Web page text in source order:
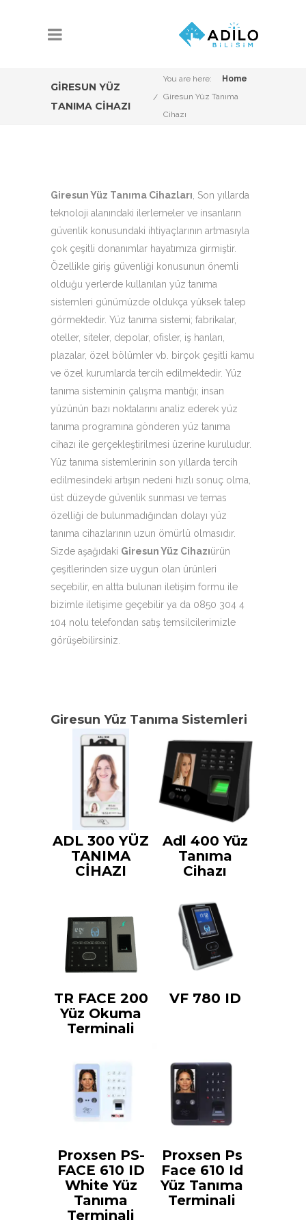
GIRESUN YÜZ
TANIMA CIHAZI
You are here:
Home
Giresun Yüz Tanıma
Cihazı
Giresun Yüz Tanıma Cihazları , Son yıllarda
teknoloji alanındaki ilerlemeler ve insanların
güvenlik konusundaki ihtiyaçlarının artmasıyla
çok çeşitli donanımlar hayatımıza girmiştir.
Özellikle giriş güvenliği konusunun önemli
olduğu yerlerde kullanılan yüz tanıma
sistemleri günümüzde oldukça yüksek talep
görmektedir. Yüz tanıma sistemi; fabrikalar,
oteller, siteler, depolar, ofisler, iş hanları,
plazalar, özel bölümler vb. birçok çeşitli kamu
ve özel kurumlarda tercih edilmektedir. Yüz
tanıma sisteminin çalışma mantığı; insan
yüzünün bazı noktalarını analiz ederek yüz
tanıma programına gönderen yüz tanıma
cihazı ile gerçekleştirilmesi üzerine kuruludur.
Yüz tanıma sistemlerinin son yıllarda tercih
edilmesindeki artışın nedeni hızlı sonuç olma,
üst düzeyde güvenlik sunması ve temas
özelliği de bulunmadığından dolayı yüz
tanıma cihazlarının uzun ömürlü olmasıdır.
Sizde aşağıdaki Giresun Yüz Cihazıürün
çeşitlerinden size uygun olan ürünleri
seçebilir, en altta bulunan iletişim formu ile
bizimle iletişime geçebilir ya da 0850 304 4
104 nolu telefondan satış temsilcilerimizle
görüşebilirsiniz.
Giresun Yüz Tanıma Sistemleri
ADL 300 YÜZ
TANIMA
CİHAZI
Adl 400 Yüz
Tanıma
Cihazı
TR FACE 200
Yüz Okuma
Terminali
VF 780 ID
Proxsen PS-
FACE 610 ID
White Yüz
Tanıma
Terminali
Proxsen Ps
Face 610 Id
Yüz Tanıma
Terminali